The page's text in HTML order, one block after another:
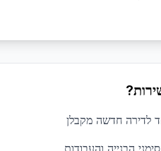
לדירה חדשה מקבלן
הבנייה והעבודות